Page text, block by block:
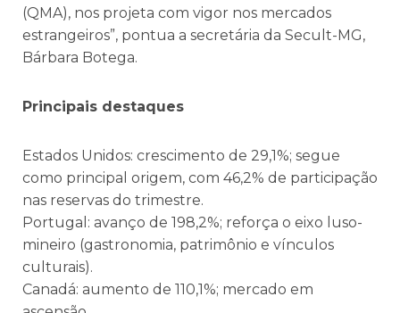
(QMA), nos projeta com vigor nos mercados
estrangeiros”, pontua a secretária da Secult-MG,
Bárbara Botega.
Principais destaques
Estados Unidos: crescimento de 29,1%; segue
como principal origem, com 46,2% de participação
nas reservas do trimestre.
Portugal: avanço de 198,2%; reforça o eixo luso-
mineiro (gastronomia, patrimônio e vínculos
culturais).
Canadá: aumento de 110,1%; mercado em